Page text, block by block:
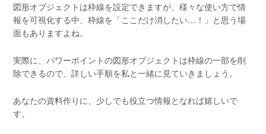
図形オブジェクトは枠線を設定できますが、様々な使い方で情
報を可視化する中、枠線を「ここだけ消したい…！」と思う場
面もありますよね。
実際に、パワーポイントの図形オブジェクトは枠線の一部を削
除できるので、詳しい手順を私と一緒に見ていきましょう。
あなたの資料作りに、少しでも役立つ情報となれば嬉しいで
す。